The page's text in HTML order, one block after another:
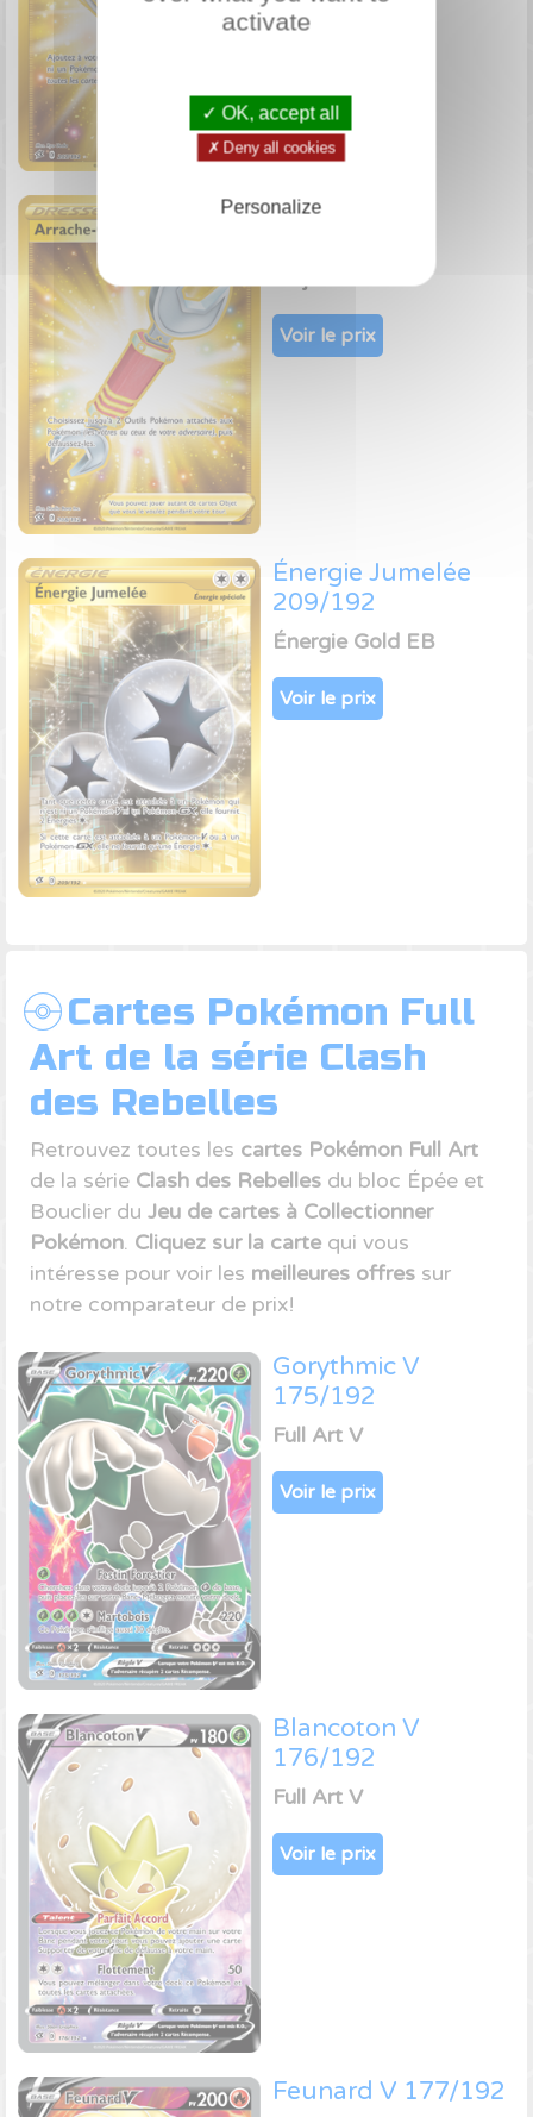
Arrache-Outil
Voir le prix
Énergie Jumelée
209/192
Énergie Gold EB
Voir le prix
Cartes Pokémon Full
Art de la série Clash
des Rebelles
Retrouvez toutes les cartes Pokémon Full Art
de la série Clash des Rebelles du bloc Épée et
Bouclier du Jeu de cartes à Collectionner
Pokémon. Cliquez sur la carte qui vous
intéresse pour voir les meilleures offres sur
notre comparateur de prix!
Gorythmic V
175/192
Full Art V
Voir le prix
Blancoton V
176/192
Full Art V
Voir le prix
Feunard V 177/192
activate
✓ OK, accept all
✗ Deny all cookies
Personalize